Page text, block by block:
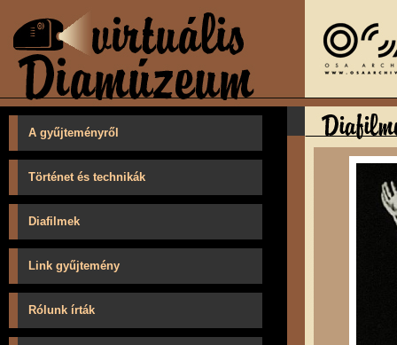
A gyűjteményről
Történet és technikák
Diafilmek
Link gyűjtemény
Rólunk írták